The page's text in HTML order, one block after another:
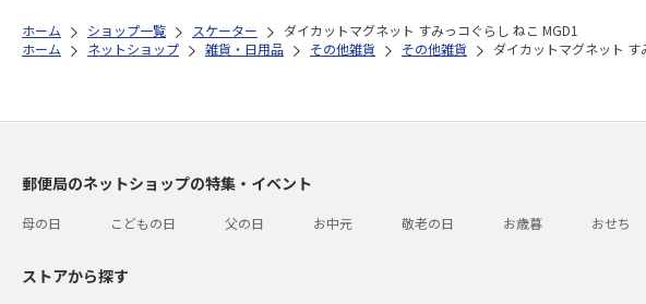
ホーム ショップ一覧 スケーター
ダイカットマグネット すみっコぐらし ねこ MGD1
ホーム
ネットショップ 雑貨・日用品 その他雑貨 その他雑貨 ダイカットマグネット す
郵便局のネットショップの特集・イベント
母の日 こどもの日 父の日 お中元 敬老の日 お歳暮 おせち
ストアから探す